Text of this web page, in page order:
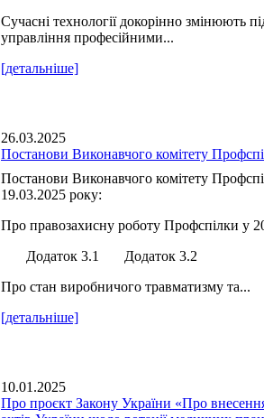
Сучасні технології докорінно змінюють
управління професійними...
[детальніше]
26.03.2025
Постанови Виконавчого комітету
Постанови Виконавчого комітету
19.03.2025 року:
Про правозахисну роботу Профспілки у
Додаток 3.1 Додаток 3.2
Про стан виробничого травматизму та...
[детальніше]
10.01.2025
Про проєкт Закону України «Про